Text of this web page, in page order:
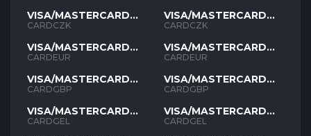
VISA/MASTERCARD
CZK
CARDCZK
VISA/MASTERCARD
EUR
CARDEUR
VISA/MASTERCARD
GBP
CARDGBP
VISA/MASTERCARD
GEL
CARDGEL
VISA/MASTERCARD
CZK
CARDCZK
VISA/MASTERCARD
EUR
CARDEUR
VISA/MASTERCARD
GBP
CARDGBP
VISA/MASTERCARD
GEL
CARDGEL